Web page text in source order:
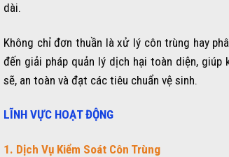
dài.
Không chỉ đơn thuần là xử lý côn trùng hay
đến giải pháp quản lý dịch hại toàn diện,
sẽ, an toàn và đạt các tiêu chuẩn vệ sinh.
LĨNH VỰC HOẠT ĐỘNG
1. Dịch Vụ Kiểm Soát Côn Trùng